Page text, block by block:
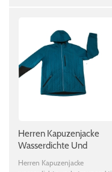
Herren Kapuzenjacke
Wasserdichte Und
Atmungsaktive
Softshelljacke
Herren Kapuzenjacke